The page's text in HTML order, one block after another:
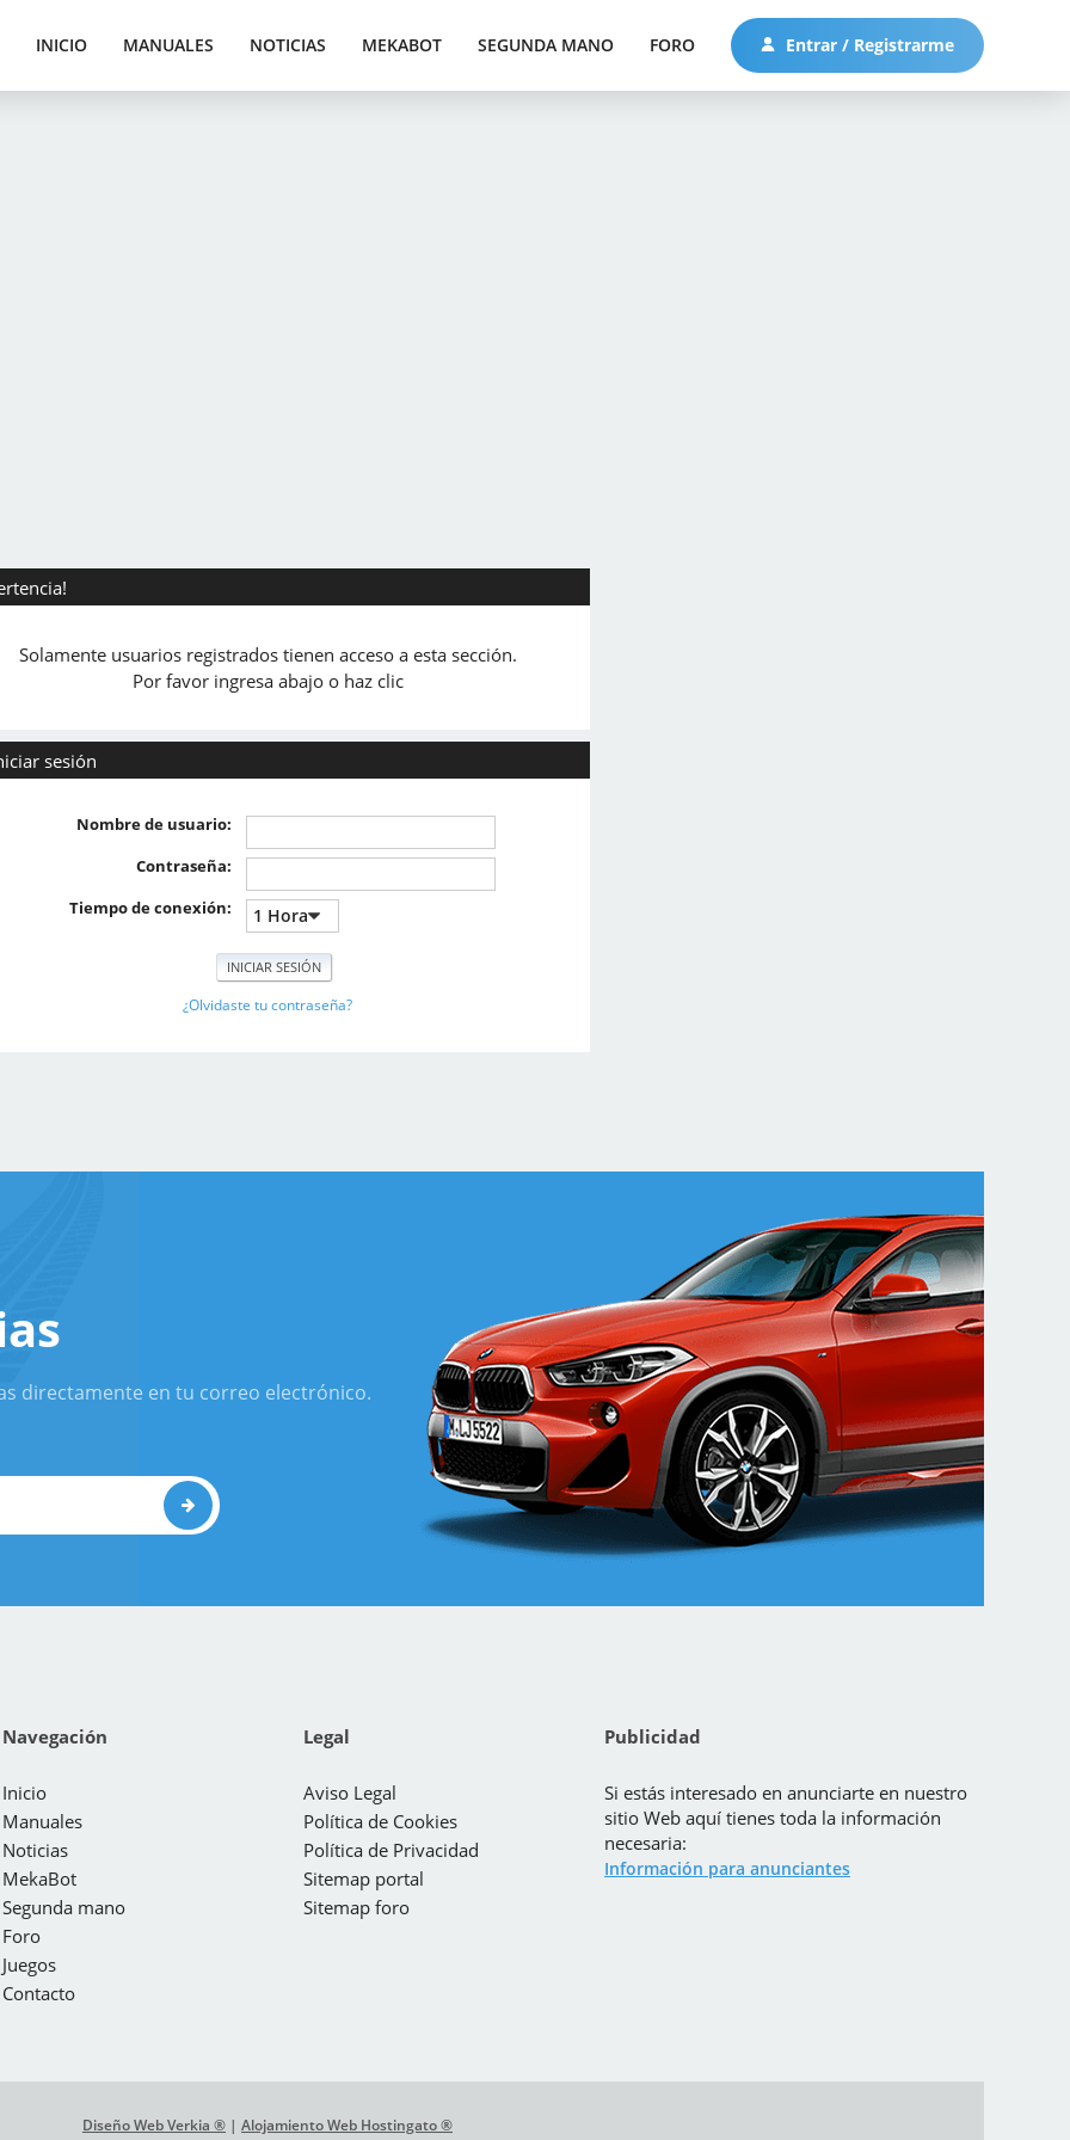
INICIO MANUALES NOTICIAS MEKABOT SEGUNDA MANO FORO Entrar / Registrarme
Solamente usuarios registrados tienen acceso a esta sección.
Por favor ingresa abajo o haz clic
sesión
Nombre de usuario:
Contraseña:
Tiempo de conexión:
¿Olvidaste tu contraseña?
directamente en tu correo electrónico.
Navegación
Inicio
Manuales
Noticias
MekaBot
Segunda mano
Foro
Juegos
Contacto
Legal
Aviso Legal
Política de Cookies
Política de Privacidad
Sitemap portal
Sitemap foro
Publicidad
Si estás interesado en anunciarte en nuestro
sitio Web aquí tienes toda la información
necesaria:
Información para anunciantes
Diseño Web Verkia ® | Alojamiento Web Hostingato ®